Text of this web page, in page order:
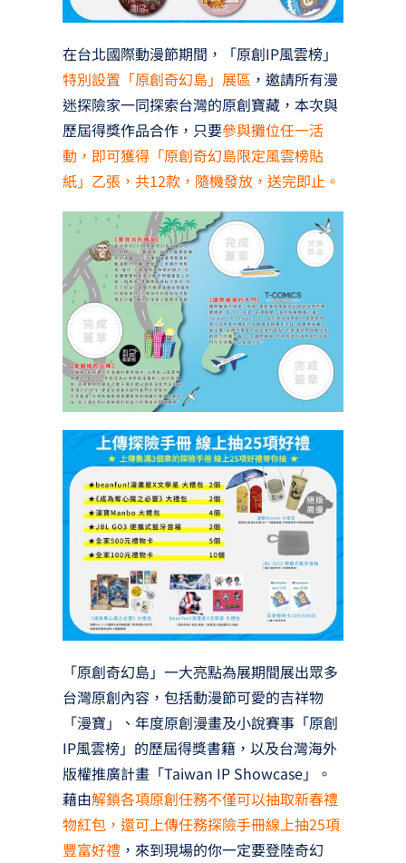
在台北國際動漫節期間，「原創IP風雲榜」
特別設置「原創奇幻島」展區 ，邀請所有漫
迷探險家一同探索台灣的原創寶藏，本次與
歷屆得獎作品合作，只要參與攤位任一活
動，即可獲得「原創奇幻島限定風雲榜貼
紙」乙張，共12款，隨機發放，送完即止。
「原創奇幻島」一大亮點為展期間展出眾多
台灣原創內容，包括動漫節可愛的吉祥物
「漫寶」、年度原創漫畫及小說賽事「原創
IP風雲榜」的歷屆得獎書籍，以及台灣海外
版權推廣計畫「Taiwan IP Showcase」。
藉由解鎖各項原創任務不僅可以抽取新春禮
物紅包，還可上傳任務探險手冊線上抽25項
豐富好禮，來到現場的你一定要登陸奇幻